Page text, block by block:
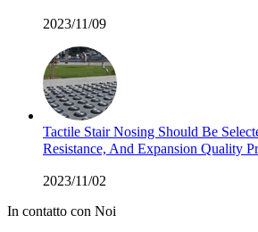
2023/11/09
Tactile Stair Nosing Should Be
Resistance, And Expansion Quality
2023/11/02
In contatto con Noi